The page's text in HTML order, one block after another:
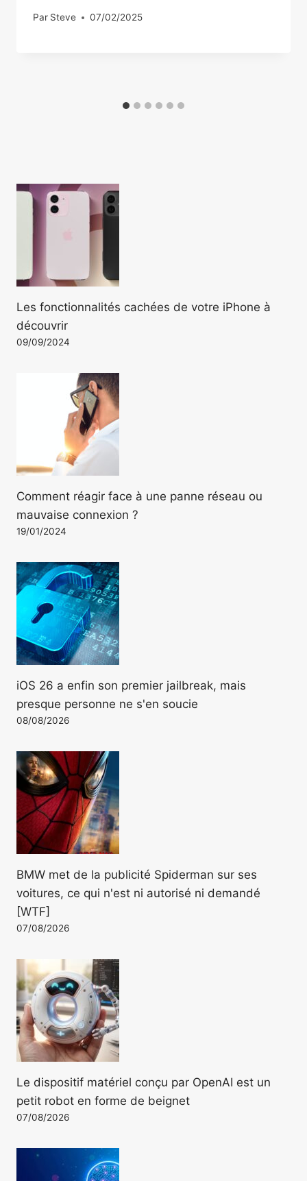
Par Steve 07/02/2025
Les fonctionnalités cachées de votre iPhone à
découvrir
09/09/2024
Comment réagir face à une panne réseau ou
mauvaise connexion ?
19/01/2024
iOS 26 a enfin son premier jailbreak, mais
presque personne ne s'en soucie
08/08/2026
BMW met de la publicité Spiderman sur ses
voitures, ce qui n'est ni autorisé ni demandé
[WTF]
07/08/2026
Le dispositif matériel conçu par OpenAI est un
petit robot en forme de beignet
07/08/2026